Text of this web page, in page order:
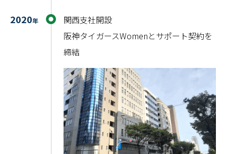
2020年
関西支社開設
阪神タイガースWomenとサポート契約を
締結